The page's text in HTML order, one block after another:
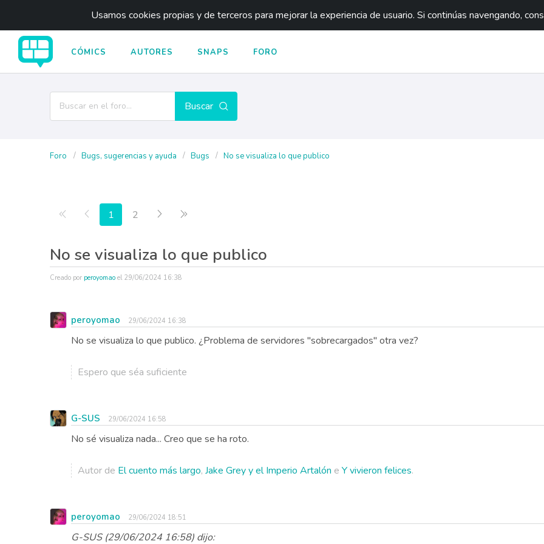
Usamos cookies propias y de terceros para mejorar la experiencia de usuario. Si continúas navengando,
CÓMICS AUTORES SNAPS FORO
Buscar
Foro Bugs, sugerencias y ayuda Bugs No se visualiza lo que publico
Primera página
Anterior
1 2 Siguiente
No se visualiza lo que publico
Creado por peroyomao el 29/06/2024 16:38
peroyomao 29/06/2024 16:38
No se visualiza lo que publico. ¿Problema de servidores "sobrecargados" otra vez?
Espero que séa suficiente
G-SUS 29/06/2024 16:58
No sé visualiza nada... Creo que se ha roto.
Autor de El cuento más largo, Jake Grey y el Imperio Artalón e Y vivieron felices.
peroyomao 29/06/2024 18:51
G-SUS (29/06/2024 16:58) dijo: